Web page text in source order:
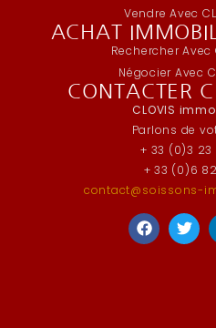
Vendre Avec
ACHAT
Rechercher Avec
Négocier Avec
CONTACTER
CLOVIS
Parlons de
+ 33 (0)3 23
+ 33 (0)6 82
contact@soissons-